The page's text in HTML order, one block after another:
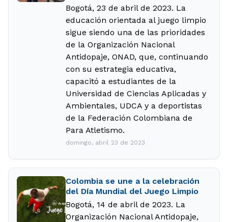
Bogotá, 23 de abril de 2023. La
educación orientada al juego limpio
sigue siendo una de las prioridades
de la Organización Nacional
Antidopaje, ONAD, que, continuando
con su estrategia educativa,
capacitó a estudiantes de la
Universidad de Ciencias Aplicadas y
Ambientales, UDCA y a deportistas
de la Federación Colombiana de
Para Atletismo.
domingo, abril 23 de 2023
Colombia se une a la celebración
del Día Mundial del Juego Limpio
Bogotá, 14 de abril de 2023. La
Organización Nacional Antidopaje,